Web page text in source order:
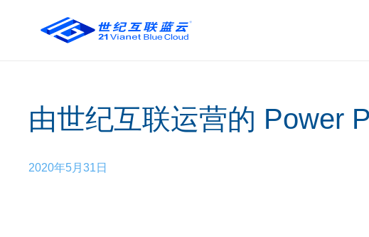
由世纪互联运营的 Power
2020年5月31日